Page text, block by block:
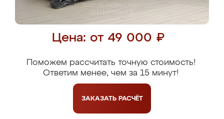
Цена: от 49 000 ₽
Поможем рассчитать точную стоимость!
Ответим менее, чем за 15 минут!
ЗАКАЗАТЬ РАСЧЁТ